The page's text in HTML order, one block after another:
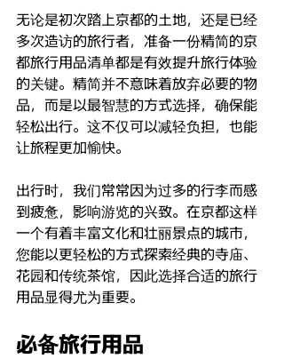
无论是初次踏上京都的土地，还是已经
多次造访的旅行者，准备一份精简的京
都旅行用品清单都是有效提升旅行体验
的关键。精简并不意味着放弃必要的物
品，而是以最智慧的方式选择，确保能
轻松出行。这不仅可以减轻负担，也能
让旅程更加愉快。
出行时，我们常常因为过多的行李而感
到疲惫，影响游览的兴致。在京都这样
一个有着丰富文化和壮丽景点的城市，
您能以更轻松的方式探索经典的寺庙、
花园和传统茶馆，因此选择合适的旅行
用品显得尤为重要。
必备旅行用品